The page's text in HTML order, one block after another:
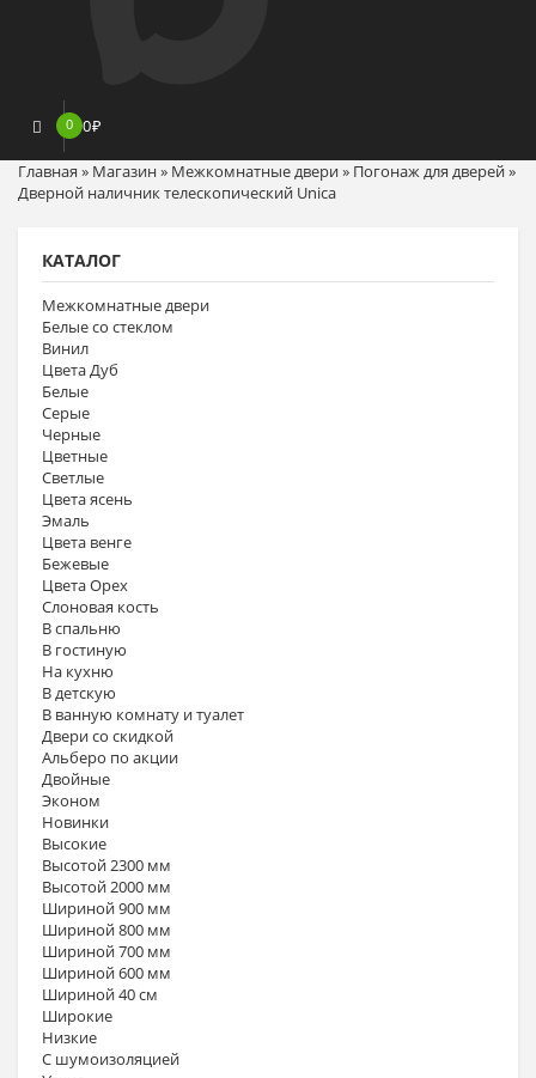
0 0₽
Главная » Магазин» Межкомнатные двери» Погонаж для дверей»
Дверной наличник телескопический Unica
КАТАЛОГ
Межкомнатные двери
Белые со стеклом
Винил
Цвета Дуб
Белые
Серые
Черные
Цветные
Светлые
Цвета ясень
Эмаль
Цвета венге
Бежевые
Цвета Орех
Слоновая кость
В спальню
В гостиную
На кухню
В детскую
В ванную комнату и туалет
Двери со скидкой
Альберо по акции
Двойные
Эконом
Новинки
Высокие
Высотой 2300 мм
Высотой 2000 мм
Шириной 900 мм
Шириной 800 мм
Шириной 700 мм
Шириной 600 мм
Шириной 40 см
Широкие
Низкие
С шумоизоляцией